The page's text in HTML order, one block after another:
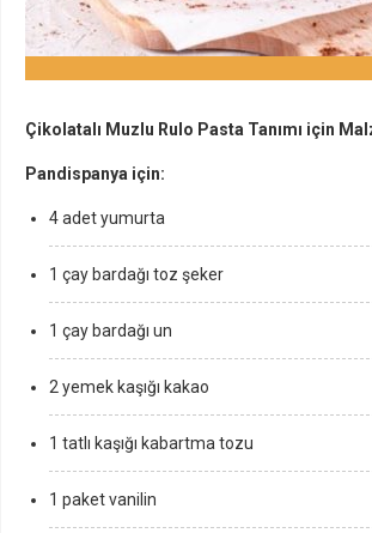
Çikolatalı Muzlu Rulo Pasta Tanımı için
Pandispanya için:
4 adet yumurta
1 çay bardağı toz şeker
1 çay bardağı un
2 yemek kaşığı kakao
1 tatlı kaşığı kabartma tozu
1 paket vanilin